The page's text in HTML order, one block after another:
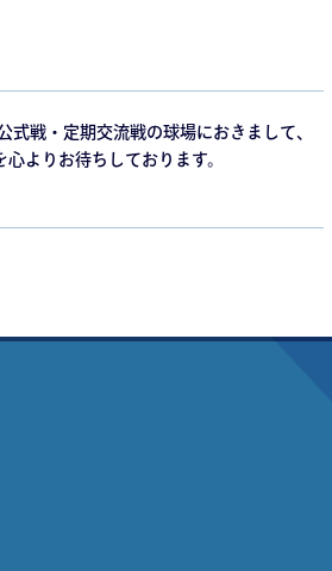
戦・定期交流戦の球場におきまして、
よりお待ちしております。